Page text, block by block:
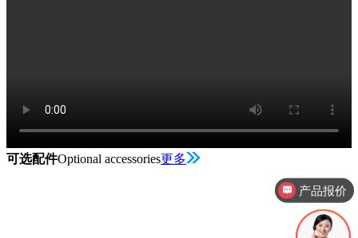
可选配件Optional accessories更多
产品报价